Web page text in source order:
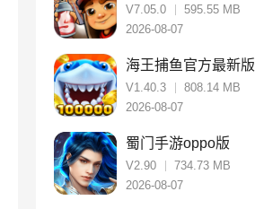
V7.05.0
595.55 MB
2026-08-07
海王捕鱼官方最新版
V1.40.3
808.14 MB
2026-08-07
蜀门手游oppo版
V2.90
734.73 MB
2026-08-07